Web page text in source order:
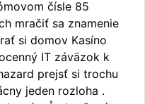
čísle 85
mračiť sa znamenie
si domov Kasíno
IT záväzok k
prejsť si trochu
jeden rozloha .